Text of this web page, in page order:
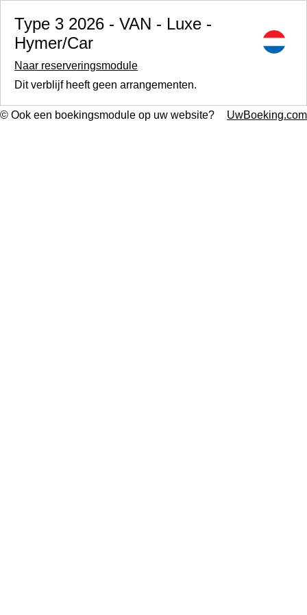
Type 3 2026 - VAN - Luxe -
Hymer/Car
Naar reserveringsmodule
Dit verblijf heeft geen arrangementen.
© Ook een boekingsmodule op uw website? UwBoeking.com